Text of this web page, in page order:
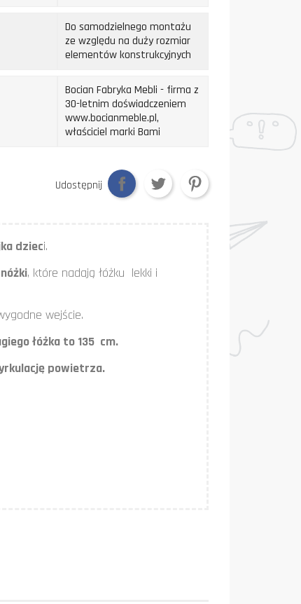
Do samodzielnego montażu
ze względu na duży rozmiar
elementów konstrukcyjnych
Bocian Fabryka Mebli - firma z
30-letnim doświadczeniem
www.bocianmeble.pl,
właściciel marki Bami
Udostępnij
dzieci.
, które nadają łóżku lekki i
wejście.
łóżka to 135 cm.
powietrza.